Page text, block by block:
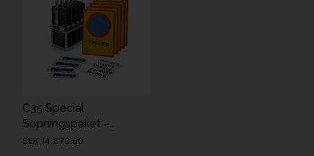
C35 Special
Sopningspaket –
Parkering Förbjuden
SEK 14,673.00